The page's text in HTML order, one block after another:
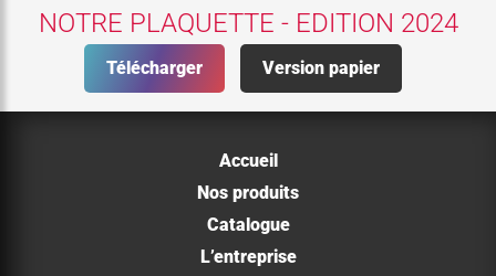
NOTRE PLAQUETTE - EDITION 2024
Télécharger Version papier
Accueil
Nos produits
Catalogue
L’entreprise